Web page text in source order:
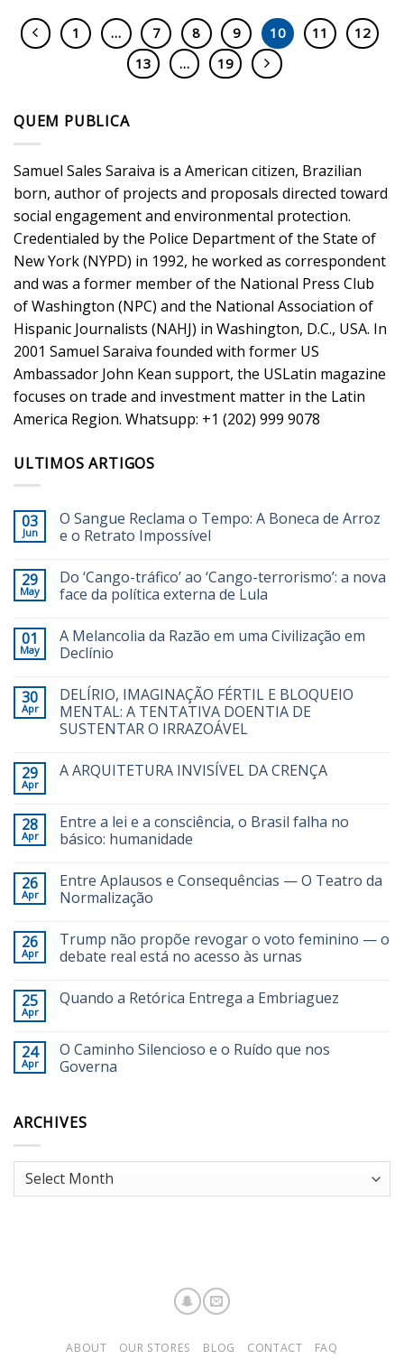
1 … 7 8 9 10 11
12
13
… 19
QUEM PUBLICA
Samuel Sales Saraiva is a American citizen, Brazilian
born, author of projects and proposals directed toward
social engagement and environmental protection.
Credentialed by the Police Department of the State of
New York (NYPD) in 1992, he worked as correspondent
and was a former member of the National Press Club
of Washington (NPC) and the National Association of
Hispanic Journalists (NAHJ) in Washington, D.C., USA. In
2001 Samuel Saraiva founded with former US
Ambassador John Kean support, the USLatin magazine
focuses on trade and investment matter in the Latin
America Region. Whatsupp: +1 (202) 999 9078
ULTIMOS ARTIGOS
03
Jun
O Sangue Reclama o Tempo: A Boneca de Arroz
e o Retrato Impossível
29
May
Do ‘Cango-tráfico’ ao ‘Cango-terrorismo’: a nova
face da política externa de Lula
01
May
A Melancolia da Razão em uma Civilização em
Declínio
30
Apr
DELÍRIO, IMAGINAÇÃO FÉRTIL E BLOQUEIO
MENTAL: A TENTATIVA DOENTIA DE
SUSTENTAR O IRRAZOÁVEL
29
Apr
A ARQUITETURA INVISÍVEL DA CRENÇA
28
Apr
Entre a lei e a consciência, o Brasil falha no
básico: humanidade
26
Apr
Entre Aplausos e Consequências — O Teatro da
Normalização
26
Apr
Trump não propõe revogar o voto feminino — o
debate real está no acesso às urnas
25
Apr
Quando a Retórica Entrega a Embriaguez
24
Apr
O Caminho Silencioso e o Ruído que nos
Governa
ARCHIVES
Archives
ABOUT OUR STORES BLOG CONTACT FAQ